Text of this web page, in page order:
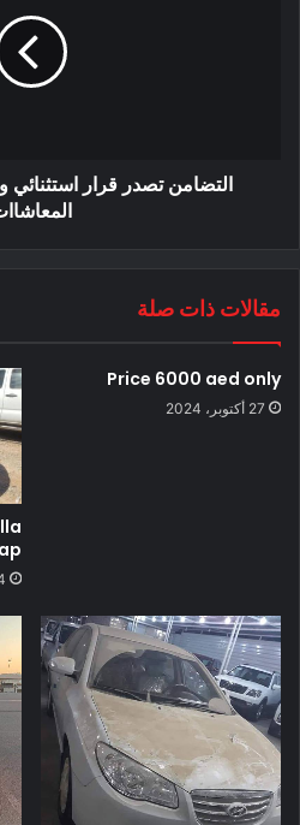
التضامن تصدر قرار
مقالات ذات صلة
Price 6000 aed only
27 أكتوبر، 2024
14